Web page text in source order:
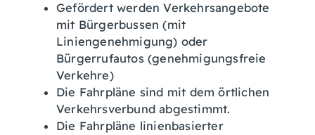
Gefördert werden Verkehrsangebote
mit Bürgerbussen (mit
Liniengenehmigung) oder
Bürgerrufautos (genehmigungsfreie
Verkehre)
Die Fahrpläne sind mit dem örtlichen
Verkehrsverbund abgestimmt.
Die Fahrpläne linienbasierter